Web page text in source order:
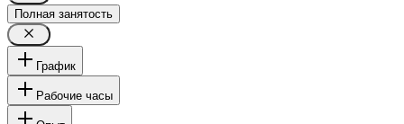
Полная занятость
График
Рабочие часы